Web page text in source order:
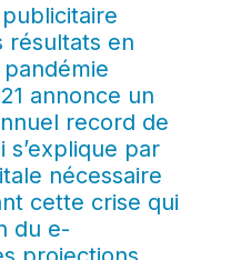
résultats en
annonce un
record de
s’explique par
nécessaire
cette crise qui
du e-